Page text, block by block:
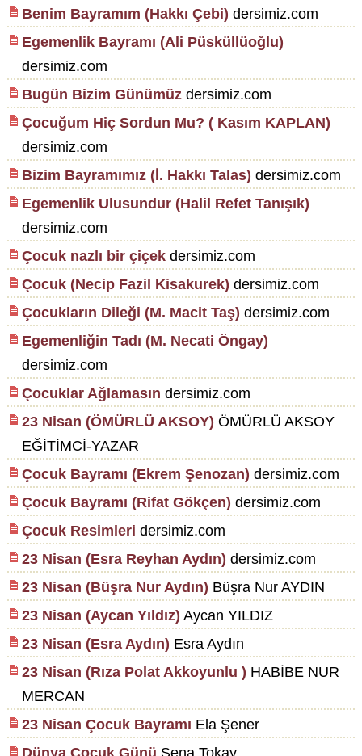
Benim Bayramım (Hakkı Çebi) dersimiz.com
Egemenlik Bayramı (Ali Püsküllüoğlu)
dersimiz.com
Bugün Bizim Günümüzdersimiz.com
Çocuğum Hiç Sordun Mu? ( Kasım KAPLAN)
dersimiz.com
Bizim Bayramımız (İ. Hakkı Talas) dersimiz.com
Egemenlik Ulusundur (Halil Refet Tanışık)
dersimiz.com
Çocuk nazlı bir çiçekdersimiz.com
Çocuk (Necip Fazil Kisakurek) dersimiz.com
Çocukların Dileği (M. Macit Taş) dersimiz.com
Egemenliğin Tadı (M. Necati Öngay)
dersimiz.com
Çocuklar Ağlamasın dersimiz.com
23 Nisan (ÖMÜRLÜ AKSOY) ÖMÜRLÜ AKSOY
EĞİTİMCİ-YAZAR
Çocuk Bayramı (Ekrem Şenozan) dersimiz.com
Çocuk Bayramı (Rifat Gökçen) dersimiz.com
Çocuk Resimleri dersimiz.com
23 Nisan (Esra Reyhan Aydın) dersimiz.com
23 Nisan (Büşra Nur Aydın) Büşra Nur AYDIN
23 Nisan (Aycan Yıldız) Aycan YILDIZ
23 Nisan (Esra Aydın) Esra Aydın
23 Nisan (Rıza Polat Akkoyunlu ) HABİBE NUR
MERCAN
23 Nisan Çocuk Bayramı Ela Şener